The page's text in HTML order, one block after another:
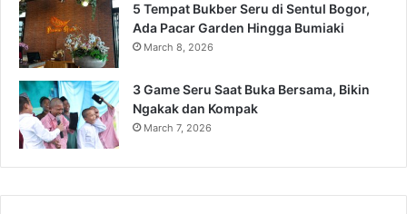
5 Tempat Bukber Seru di Sentul Bogor,
Ada Pacar Garden Hingga Bumiaki
March 8, 2026
3 Game Seru Saat Buka Bersama, Bikin
Ngakak dan Kompak
March 7, 2026